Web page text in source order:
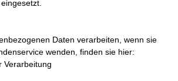
Daten verarbeiten, wenn sie
wenden, finden sie hier:
Verarbeitung